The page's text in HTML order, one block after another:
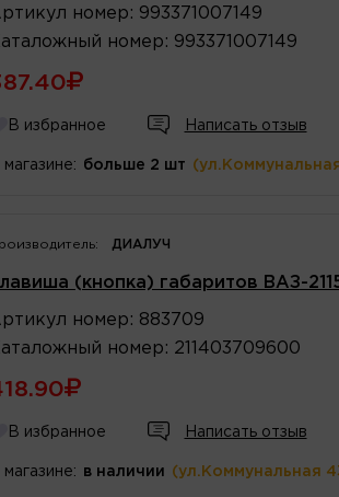
номер : 993371007149
номер : 993371007149
В избранное Написать отзыв
магазине: больше 2 шт
ДИАЛУЧ
(кнопка) габаритов ВАЗ-
номер : 883709
номер : 211403709600
В избранное Написать отзыв
магазине: в наличии (ул.Коммунальная